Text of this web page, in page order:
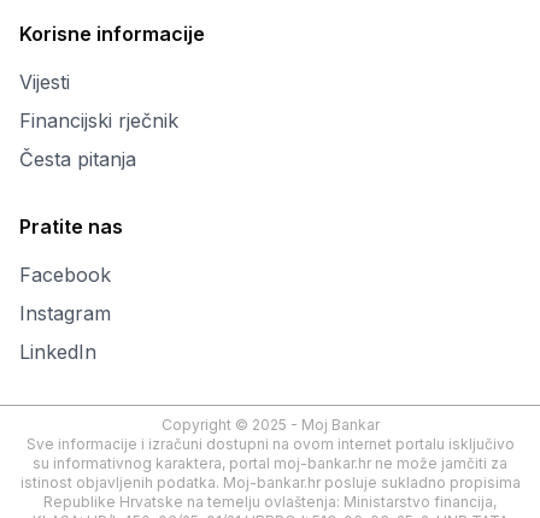
Korisne informacije
Vijesti
Financijski rječnik
Česta pitanja
Pratite nas
Facebook
Instagram
LinkedIn
Copyright © 2025 - Moj Bankar
Sve informacije i izračuni dostupni na ovom internet portalu isključivo
su informativnog karaktera, portal moj-bankar.hr ne može jamčiti za
istinost objavljenih podatka. Moj-bankar.hr posluje sukladno propisima
Republike Hrvatske na temelju ovlaštenja: Ministarstvo financija,